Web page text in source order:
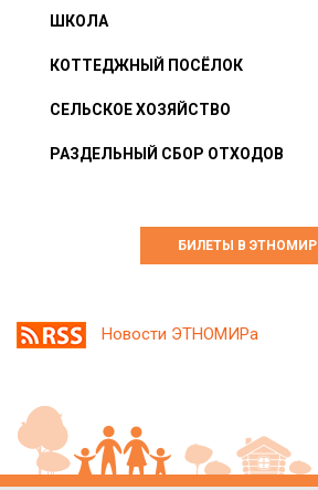
ШКОЛА
КОТТЕДЖНЫЙ ПОСЁЛОК
СЕЛЬСКОЕ ХОЗЯЙСТВО
РАЗДЕЛЬНЫЙ СБОР ОТХОДОВ
БИЛЕТЫ В ЭТНОМИР
Новости ЭТНОМИРа